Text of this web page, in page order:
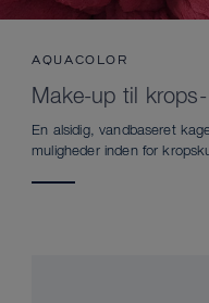
AQUACOLOR
Make-up til
En alsidig, vandbaseret
muligheder inden for